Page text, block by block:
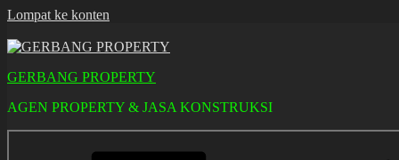
Lompat ke konten
GERBANG PROPERTY
AGEN PROPERTY & JASA KONSTRUKSI